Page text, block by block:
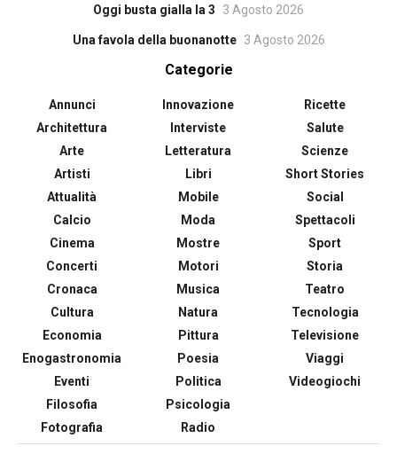
Oggi busta gialla la 3 3 Agosto 2026
Una favola della buonanotte 3 Agosto 2026
Categorie
Annunci
Architettura
Arte
Artisti
Attualità
Calcio
Cinema
Concerti
Cronaca
Cultura
Economia
Enogastronomia
Eventi
Filosofia
Fotografia
Innovazione
Interviste
Letteratura
Libri
Mobile
Moda
Mostre
Motori
Musica
Natura
Pittura
Poesia
Politica
Psicologia
Radio
Ricette
Salute
Scienze
Short Stories
Social
Spettacoli
Sport
Storia
Teatro
Tecnologia
Televisione
Viaggi
Videogiochi